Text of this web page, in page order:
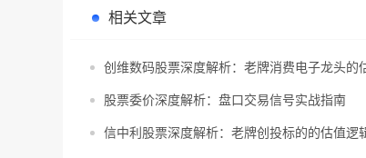
相关文章
创维数码股票深度解析：老牌消费电子龙头的
股票委价深度解析：盘口交易信号实战指南
信中利股票深度解析：老牌创投标的的估值逻